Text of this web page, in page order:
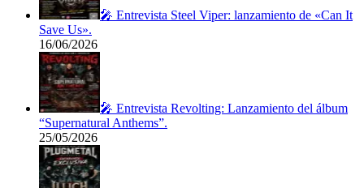
🎤 Entrevista Steel Viper: lanzamiento de «Can It
Save Us».
16/06/2026
🎤 Entrevista Revolting: Lanzamiento del álbum
“Supernatural Anthems”.
25/05/2026